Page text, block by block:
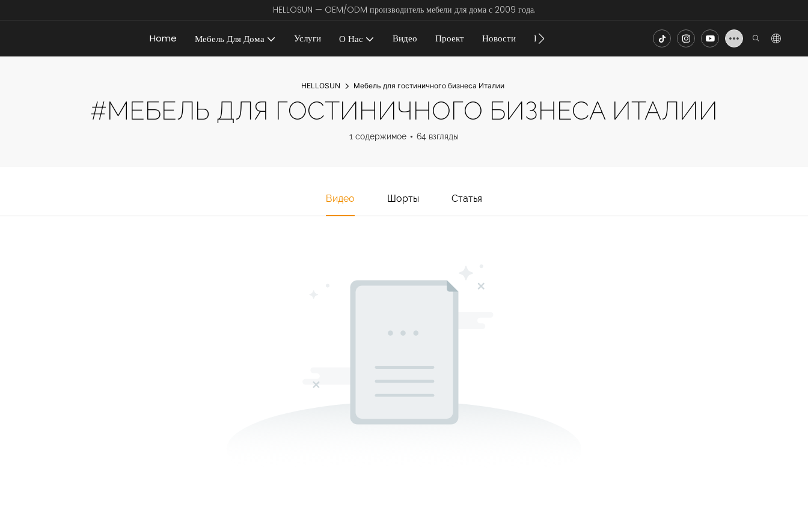
HELLOSUN — OEM/ODM производитель мебели для дома с 2009 года.
Home Мебель Для Дома Услуги О Нас Видео Проект Новости Контакт
HELLOSUN Мебель для гостиничного бизнеса Италии
#МЕБЕЛЬ ДЛЯ ГОСТИНИЧНОГО БИЗНЕСА ИТАЛИИ
1 содержимое 64 взгляды
Видео Шорты Статья